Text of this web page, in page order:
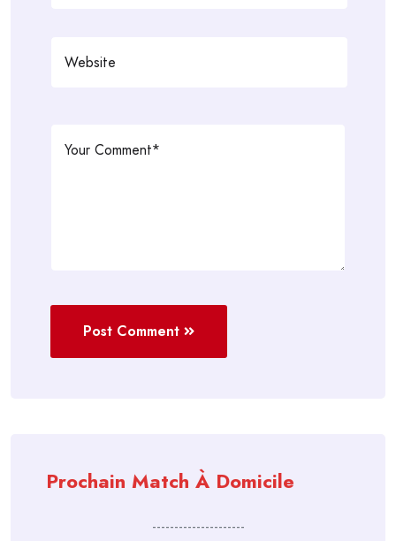
Post Comment
Prochain Match À Domicile
---------------------